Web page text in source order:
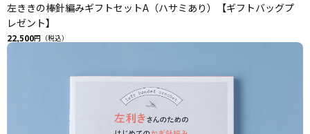
左ききの棒針編みギフトセットA（ハサミあり）【ギフトバッグプ
レゼント】
22,500円（税込）